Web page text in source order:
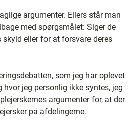
argumenter. Ellers står man
med spørgsmålet: Siger de
eller for at forsvare deres
som jeg har oplevet
hvor jeg personlig ikke syntes, jeg
argumenter for, at der
på afdelingerne.